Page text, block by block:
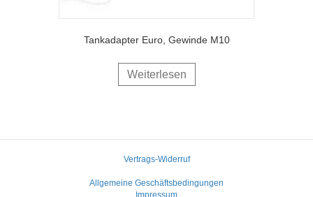
Tankadapter Euro, Gewinde M10
Weiterlesen
Vertrags-Widerruf
Allgemeine Geschäftsbedingungen
Impressum